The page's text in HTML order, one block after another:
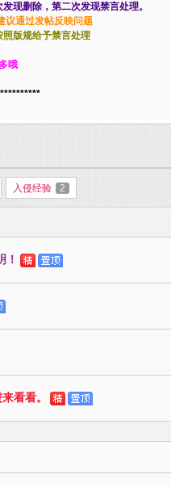
现删除，第二次发现禁言处理。
议通过发帖反映问题
版规给予禁言处理
哦
入侵经验 2
！
看看。